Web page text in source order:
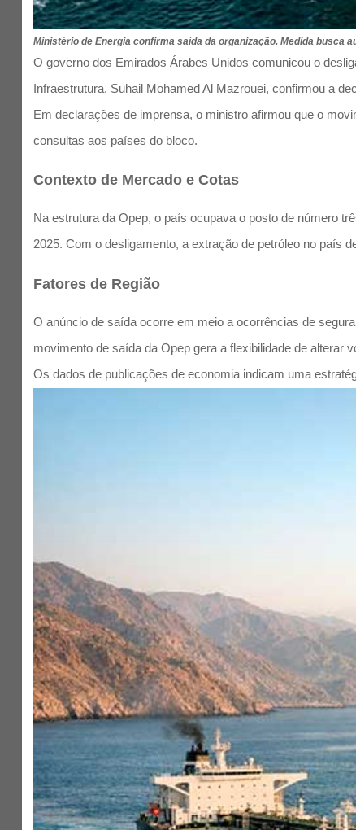
Ministério de Energia confirma saída da organização. Medida busca
O governo dos Emirados Árabes Unidos comunicou o
Infraestrutura, Suhail Mohamed Al Mazrouei, confirmou a
Em declarações de imprensa, o ministro afirmou que o
consultas aos países do bloco.
Contexto de Mercado e Cotas
Na estrutura da Opep, o país ocupava o posto de número
2025. Com o desligamento, a extração de petróleo no país
Fatores de Região
O anúncio de saída ocorre em meio a ocorrências de
movimento de saída da Opep gera a flexibilidade de alterar
Os dados de publicações de economia indicam uma